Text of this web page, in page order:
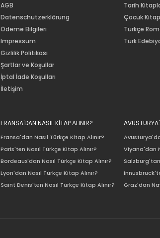
AGB
Datenschutzerklärung
Ödeme Bilgileri
Impressum
Gizlilik Politikası
Şartlar ve Koşullar
İptal İade Koşulları
İletişim
Tarih
Çocuk
Türkçe
Türk
FRANSA'DAN NASIL KİTAP ALINIR?
Fransa'dan Nasıl Türkçe Kitap Alınır?
Paris'ten Nasıl Türkçe Kitap Alınır?
Bordeaux'dan Nasıl Türkçe Kitap Alınır?
Lyon'dan Nasıl Türkçe Kitap Alınır?
Saint Denis'ten Nasıl Türkçe Kitap Alınır?
Viyana'dan
Salzburg'tan
Graz'dan